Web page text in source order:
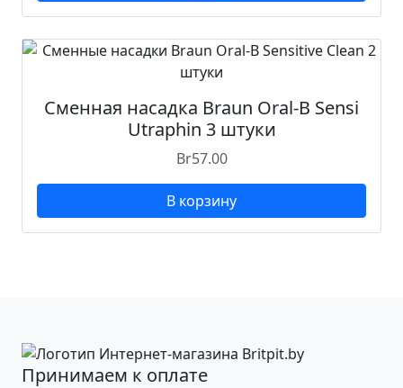
Сменная насадка Braun Oral-B Sensi
Utraphin 3 штуки
Br57.00
В корзину
Принимаем к оплате